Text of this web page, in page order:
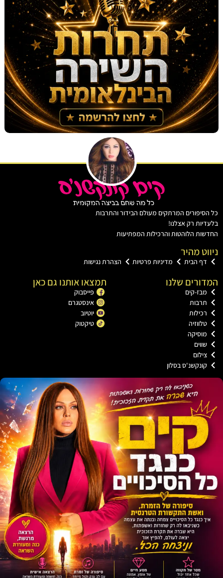
המרתקים מעולם הבידור והתרבות
רק אצלנו!
הלוהטות והרכילות המפתיעות
מהיר
הבית מדיניות פרטיות הצהרת נגישות
שלנו
קים
בסלון
תמצאו אותנו גם כאן
פייסבוק
אינסטגרם
יוטיוב
טיקטוק